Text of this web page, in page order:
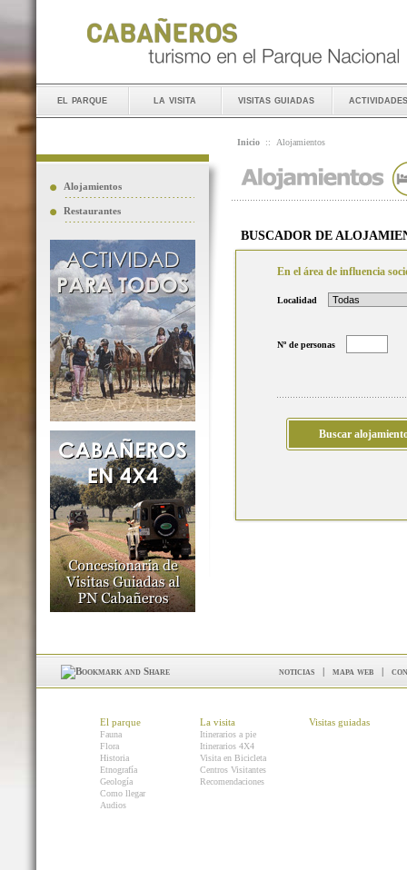
el parque la visita visitas guiadas actividades
Alojamientos
Restaurantes
Inicio :: Alojamientos
BUSCADOR DE
En el área de influencia
Localidad
Nº de personas
noticias | mapa web |
El parque
Fauna
Flora
Historia
Etnografía
Geología
Como llegar
Audios
La visita
Itinerarios a pie
Itinerarios 4X4
Visita en Bicicleta
Centros Visitantes
Recomendaciones
Visitas guiadas